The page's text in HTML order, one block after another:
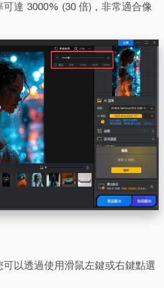
達 3000% (30 倍)，非常適合像
可以透過使用滑鼠左鍵或右鍵點選